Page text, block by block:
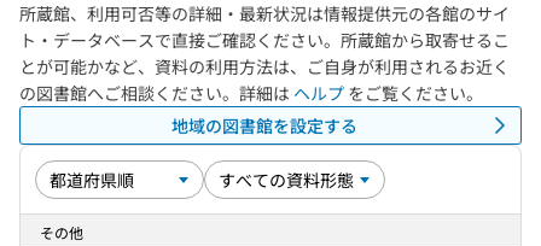
所蔵館、利用可否等の詳細・最新状況は情報提供元の各館のサイ
ト・データベースで直接ご確認ください。所蔵館から取寄せるこ
とが可能かなど、資料の利用方法は、ご自身が利用されるお近く
の図書館へご相談ください。詳細は ヘルプ をご覧ください。
地域の図書館を設定する
その他